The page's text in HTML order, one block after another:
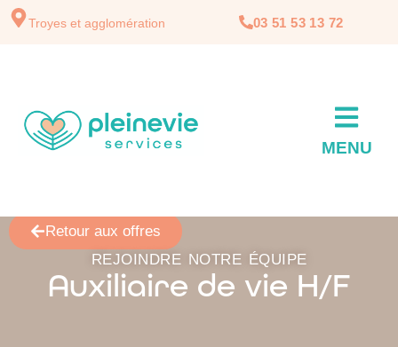
Troyes et agglomération 03 51 53 13 72
MENU
Retour aux offres
REJOINDRE NOTRE ÉQUIPE
Auxiliaire de vie H/F